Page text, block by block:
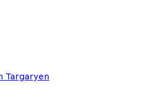
Targaryen